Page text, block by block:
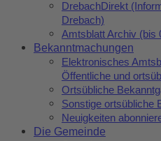
DrebachDirekt
Drebach)
Amtsblatt Archiv (bis
Bekanntmachungen
Elektronisches
Öffentliche und
Ortsübliche
Sonstige ortsübliche
Neuigkeiten
Die Gemeinde